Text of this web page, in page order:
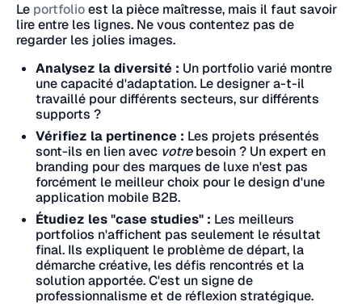
Le portfolioest la pièce maîtresse, mais il faut savoir
lire entre les lignes. Ne vous contentez pas de
regarder les jolies images.
Analysez la diversité : Un portfolio varié montre
une capacité d'adaptation. Le designer a-t-il
travaillé pour différents secteurs, sur différents
supports ?
Vérifiez la pertinence : Les projets présentés
sont-ils en lien avec votrebesoin ? Un expert en
branding pour des marques de luxe n'est pas
forcément le meilleur choix pour le design d'une
application mobile B2B.
Étudiez les "case studies" : Les meilleurs
portfolios n'affichent pas seulement le résultat
final. Ils expliquent le problème de départ, la
démarche créative, les défis rencontrés et la
solution apportée. C'est un signe de
professionnalisme et de réflexion stratégique.